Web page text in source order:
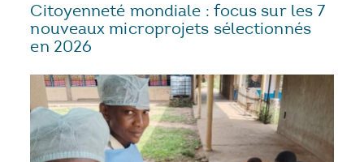
Citoyenneté mondiale : focus sur les 7
nouveaux microprojets sélectionnés
en 2026